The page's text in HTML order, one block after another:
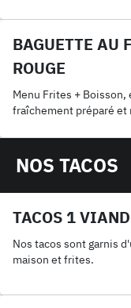
BAGUETTE AU
ROUGE
Menu Frites +
fraîchement préparé et
NOS TACOS
TACOS 1
Nos tacos sont garnis
maison et frites.